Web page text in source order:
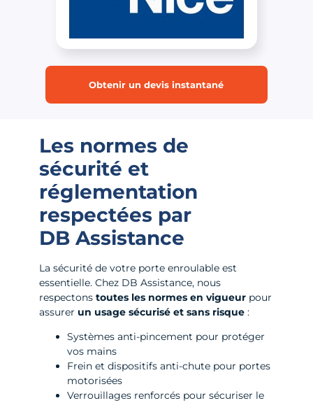
Obtenir un devis instantané
Les normes de
sécurité et
réglementation
respectées par
DB Assistance
La sécurité de votre porte enroulable est
essentielle. Chez DB Assistance, nous
respectons toutes les normes en vigueur pour
assurer un usage sécurisé et sans risque :
Systèmes anti-pincement pour protéger
vos mains
Frein et dispositifs anti-chute pour portes
motorisées
Verrouillages renforcés pour sécuriser le